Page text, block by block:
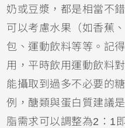
奶或豆漿，都是相當不
可以考慮水果（如香蕉
包、運動飲料等等。記
用，平時飲用運動飲料
能攝取到過多不必要的
例，醣類與蛋白質建議
脂需求可以調整為2：1